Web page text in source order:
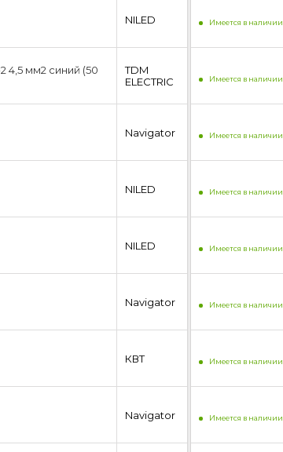
NILED
мм2 синий (50
TDM
ЕLECTRIC
Navigator
NILED
NILED
Navigator
КВТ
Navigator
Имеется в наличии
Имеется в наличии
Имеется в наличии
Имеется в наличии
Имеется в наличии
Имеется в наличии
Имеется в наличии
Имеется в наличии